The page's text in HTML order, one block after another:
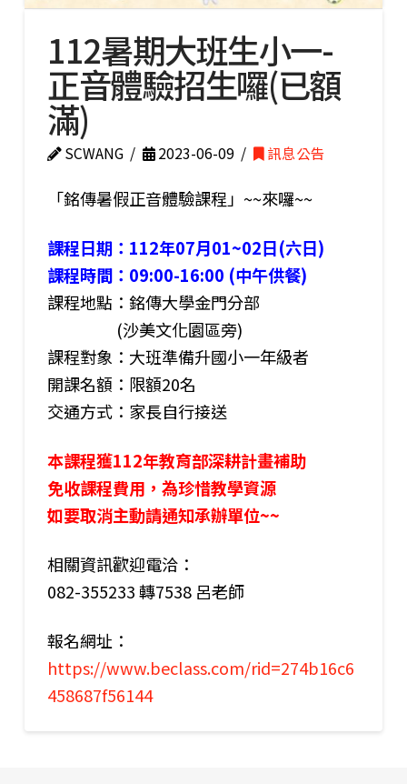
112暑期大班生小一-
正音體驗招生囉(已額
滿)
SCWANG 2023-06-09 訊息公告
「銘傳暑假正音體驗課程」~~來囉~~
課程日期：112年07月01~02日(六日)
課程時間：09:00-16:00 (中午供餐)
課程地點：銘傳大學金門分部
(沙美文化園區旁)
課程對象：大班準備升國小一年級者
開課名額：限額20名
交通方式：家長自行接送
本課程獲112年教育部深耕計畫補助
免收課程費用，為珍惜教學資源
如要取消主動請通知承辦單位~~
相關資訊歡迎電洽：
082-355233 轉7538 呂老師
報名網址：
https://www.beclass.com/rid=274b16c6
458687f56144